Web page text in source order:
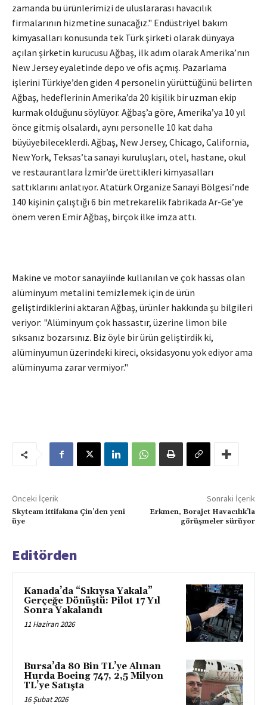
zamanda bu ürünlerimizi de uluslararası havacılık
firmalarının hizmetine sunacağız." Endüstriyel bakım
kimyasalları konusunda tek Türk şirketi olarak dünyaya
açılan şirketin kurucusu Ağbaş, ilk adım olarak Amerika’nın
New Jersey eyaletinde depo ve ofis açmış. Pazarlama
işlerini Türkiye’den giden 4 personelin yürüttüğünü belirten
Ağbaş, hedeflerinin Amerika’da 20 kişilik bir uzman ekip
kurmak olduğunu söylüyor. Ağbaş’a göre, Amerika’ya 10 yıl
önce gitmiş olsalardı, aynı personelle 10 kat daha
büyüyebileceklerdi. Ağbaş, New Jersey, Chicago, California,
New York, Teksas’ta sanayi kuruluşları, otel, hastane, okul
ve restaurantlara İzmir’de ürettikleri kimyasalları
sattıklarını anlatıyor. Atatürk Organize Sanayi Bölgesi’nde
140 kişinin çalıştığı 6 bin metrekarelik fabrikada Ar-Ge’ye
önem veren Emir Ağbaş, birçok ilke imza attı.
Makine ve motor sanayiinde kullanılan ve çok hassas olan
alüminyum metalini temizlemek için de ürün
geliştirdiklerini aktaran Ağbaş, ürünler hakkında şu bilgileri
veriyor: "Alüminyum çok hassastır, üzerine limon bile
sıksanız bozarsınız. Biz öyle bir ürün geliştirdik ki,
alüminyumun üzerindeki kireci, oksidasyonu yok ediyor ama
alüminyuma zarar vermiyor."
Önceki İçerik
Skyteam ittifakına Çin’den yeni
üye
Sonraki İçerik
Erkmen, Borajet Havacılık’la
görüşmeler sürüyor
Editörden
Kanada’da “Sıkıysa Yakala”
Gerçeğe Dönüştü: Pilot 17 Yıl
Sonra Yakalandı
11 Haziran 2026
Bursa’da 80 Bin TL’ye Alınan
Hurda Boeing 747, 2,5 Milyon
TL’ye Satışta
16 Şubat 2026